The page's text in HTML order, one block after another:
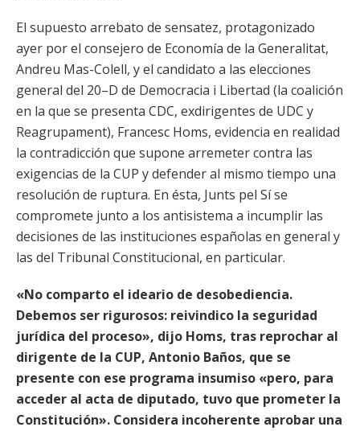
El supuesto arrebato de sensatez, protagonizado
ayer por el consejero de Economía de la Generalitat,
Andreu Mas-Colell, y el candidato a las elecciones
general del 20–D de Democracia i Libertad (la coalición
en la que se presenta CDC, exdirigentes de UDC y
Reagrupament), Francesc Homs, evidencia en realidad
la contradicción que supone arremeter contra las
exigencias de la CUP y defender al mismo tiempo una
resolución de ruptura. En ésta, Junts pel Sí se
compromete junto a los antisistema a incumplir las
decisiones de las instituciones españolas en general y
las del Tribunal Constitucional, en particular.
«No comparto el ideario de desobediencia.
Debemos ser rigurosos: reivindico la seguridad
jurídica del proceso», dijo Homs, tras reprochar al
dirigente de la CUP, Antonio Baños, que se
presente con ese programa insumiso «pero, para
acceder al acta de diputado, tuvo que prometer la
Constitución». Considera incoherente aprobar una